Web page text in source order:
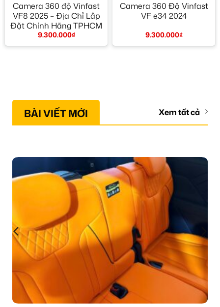
Camera 360 độ Vinfast
VF8 2025 – Địa Chỉ Lắp
Đặt Chính Hãng TPHCM
9.300.000₫
Camera 360 Độ Vinfast
VF e34 2024
9.300.000₫
BÀI VIẾT MỚI Xem tất cả